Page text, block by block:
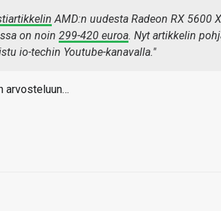
AMD:n uudesta Radeon RX 5600
on noin 299-420 euroa. Nyt artikkelin
io-techin Youtube-kanavalla."
arvosteluun…